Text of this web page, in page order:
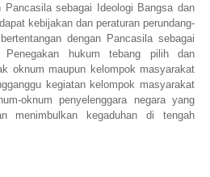
Pancasila sebagai Ideologi Bangsa dan
kebijakan dan peraturan perundang-
dengan Pancasila sebagai
hukum tebang pilih dan
oknum maupun kelompok masyarakat
kegiatan kelompok masyarakat
oknum penyelenggara negara yang
menimbulkan kegaduhan di tengah